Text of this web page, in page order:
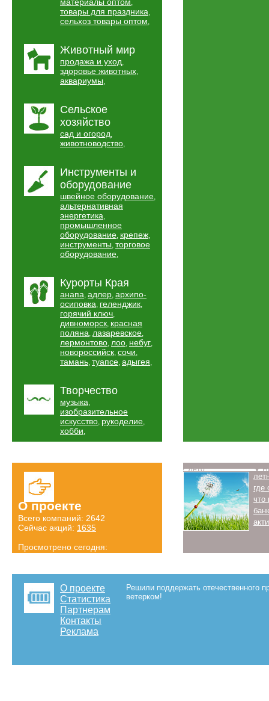
,
товары для праздника,
сельхоз товары оптом,
Животный мир
продажа и уход,
здоровье животных,
аквариумы,
Сельское
хозяйство
сад и огород,
животноводство,
Инструменты и
оборудование
швейное оборудование,
альтернативная
энергетика,
промышленное
оборудование, крепеж,
инструменты, торговое
оборудование,
Курорты Края
анапа, адлер, архипо-
осиповка, геленджик,
горячий ключ,
дивноморск, красная
поляна, лазаревское,
лермонтово, лоо, небуг,
новороссийск, сочи,
тамань, туапсе, адыгея,
Творчество
музыка,
изобразительное
искусство, рукоделие,
хобби,
О проекте
Всего компаний: 2642
Сейчас акций: 1635
Просмотрено сегодня:
Лето
где
что
О проекте
Статистика
Партнерам
Контакты
Реклама
Решили поддержать отечественного
ветерком!